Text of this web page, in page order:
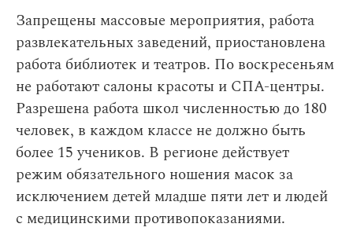
Запрещены массовые мероприятия, работа
развлекательных заведений, приостановлена
работа библиотек и театров. По воскресеньям
не работают салоны красоты и СПА-центры.
Разрешена работа школ численностью до 180
человек, в каждом классе не должно быть
более 15 учеников. В регионе действует
режим обязательного ношения масок за
исключением детей младше пяти лет и людей
с медицинскими противопоказаниями.